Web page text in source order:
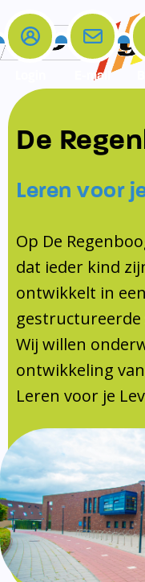
Home
De school
Opleiding en
KomKids
Ouderraad
Documentatie
Formulieren
SIKO
Ouders
Ouders
Contact
Contact
Contact
E-mail
De
Leren voor
Op De
dat ieder kind
ontwikkelt in
gestructureerde
Wij willen
ontwikkeling
Leren voor je